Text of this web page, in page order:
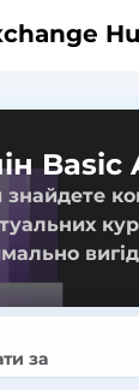
Basic
знайдете
за